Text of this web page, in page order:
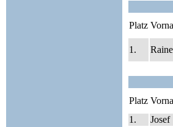
Platz
1.
Platz
1.
Josef